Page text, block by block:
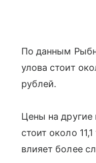
По данным
улова стоит
рублей.
Цены на
стоит около
влияет более